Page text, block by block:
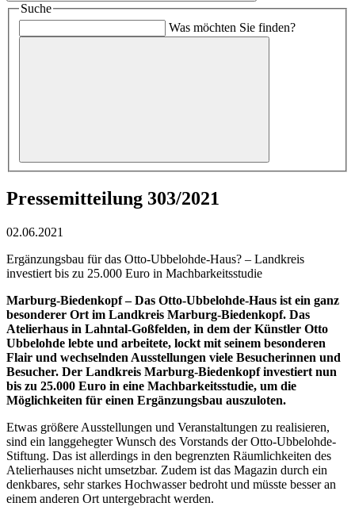
Suche
Was möchten Sie finden?
Pressemitteilung 303/2021
02.06.2021
Ergänzungsbau für das Otto-Ubbelohde-Haus? – Landkreis
investiert bis zu 25.000 Euro in Machbarkeitsstudie
Marburg-Biedenkopf – Das Otto-Ubbelohde-Haus ist ein ganz
besonderer Ort im Landkreis Marburg-Biedenkopf. Das
Atelierhaus in Lahntal-Goßfelden, in dem der Künstler Otto
Ubbelohde lebte und arbeitete, lockt mit seinem besonderen
Flair und wechselnden Ausstellungen viele Besucherinnen und
Besucher. Der Landkreis Marburg-Biedenkopf investiert nun
bis zu 25.000 Euro in eine Machbarkeitsstudie, um die
Möglichkeiten für einen Ergänzungsbau auszuloten.
Etwas größere Ausstellungen und Veranstaltungen zu realisieren,
sind ein langgehegter Wunsch des Vorstands der Otto-Ubbelohde-
Stiftung. Das ist allerdings in den begrenzten Räumlichkeiten des
Atelierhauses nicht umsetzbar. Zudem ist das Magazin durch ein
denkbares, sehr starkes Hochwasser bedroht und müsste besser an
einem anderen Ort untergebracht werden.